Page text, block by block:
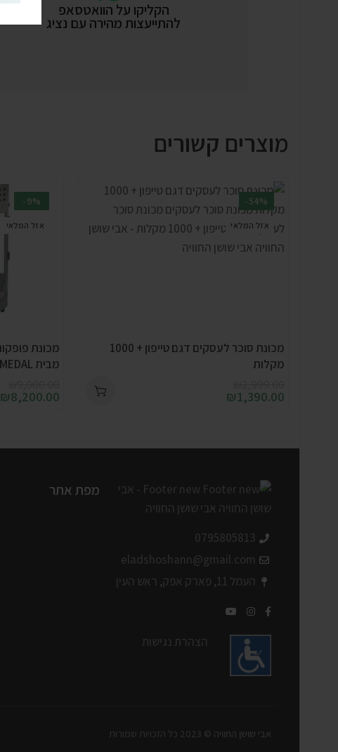
הקליקו על הוואטסאפ
להתייעצות מהירה עם נציג
מוצרים קשורים
-54%
אזל המלאי
מכונת סוכר לעסקים דגם טייפון + 1000
מקלות
₪1,390.00
-9%
אזל המלאי
מבית GOLD MEDAL
₪8,200.00
0795805813
eladshoshann@gmail.com
העמל 11, פארק אפק, ראש העין
הצהרת נגישות
מפת אתר
אבי שושן החוויה © 2023 כל הזכויות שמורות